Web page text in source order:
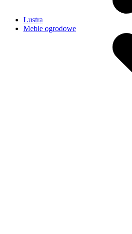
Lustra
Meble ogrodowe